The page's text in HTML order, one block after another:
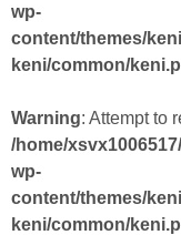
wp-
content/themes/
keni/common/
Warning: Attempt to
/home/
wp-
content/themes/
keni/common/